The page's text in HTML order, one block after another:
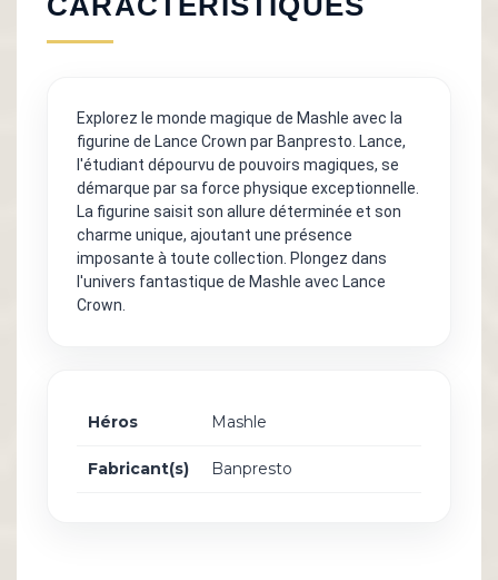
Explorez le monde magique de Mashle avec la
figurine de Lance Crown par Banpresto. Lance,
l'étudiant dépourvu de pouvoirs magiques, se
démarque par sa force physique exceptionnelle.
La figurine saisit son allure déterminée et son
charme unique, ajoutant une présence
imposante à toute collection. Plongez dans
l'univers fantastique de Mashle avec Lance
Crown.
Héros Mashle
Fabricant(s) Banpresto